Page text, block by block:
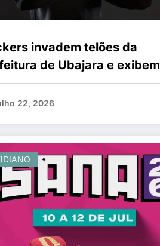
invadem telões da
de Ubajara e exibem
adulto; caso é
22, 2026